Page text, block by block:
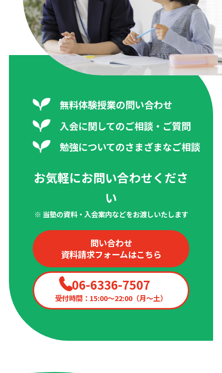
無料体験授業の問い合わせ
入会に関してのご相談・ご質問
勉強についてのさまざまなご相談
お気軽にお問い合わせくださ
い
※ 当塾の資料・入会案内などをお渡しいたします
問い合わせ
資料請求フォームはこちら
06-6336-7507
受付時間：15:00〜22:00（月〜土）